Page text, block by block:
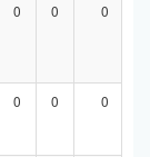
0 0 0
0 0 0